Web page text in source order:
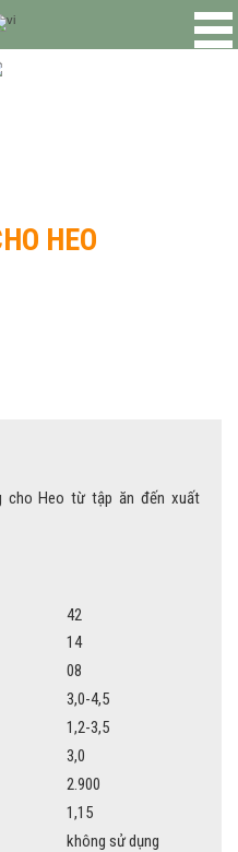
HEO
cho Heo từ tập ăn đến xuất
42
14
08
3,0-4,5
1,2-3,5
3,0
2.900
1,15
không sử dụng